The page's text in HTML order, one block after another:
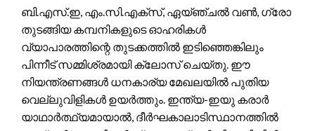
ബി.എസ്.ഇ, എം.സി.എക്സ്, ഏയ്ഞ്ചൽ വൺ, ഗ്രോ
തുടങ്ങിയ കമ്പനികളുടെ ഓഹരികൾ
വ്യാപാരത്തിന്റെ തുടക്കത്തിൽ ഇടിഞ്ഞെങ്കിലും
പിന്നീട് സമ്മിശ്രമായി ക്ലോസ് ചെയ്തു. ഈ
നിയന്ത്രണങ്ങൾ ധനകാര്യ മേഖലയിൽ പുതിയ
വെല്ലുവിളികൾ ഉയർത്തും. ഇന്ത്യ-ഇയു കരാർ
യാഥാർത്ഥ്യമായാൽ, ദീർഘകാലാടിസ്ഥാനത്തിൽ